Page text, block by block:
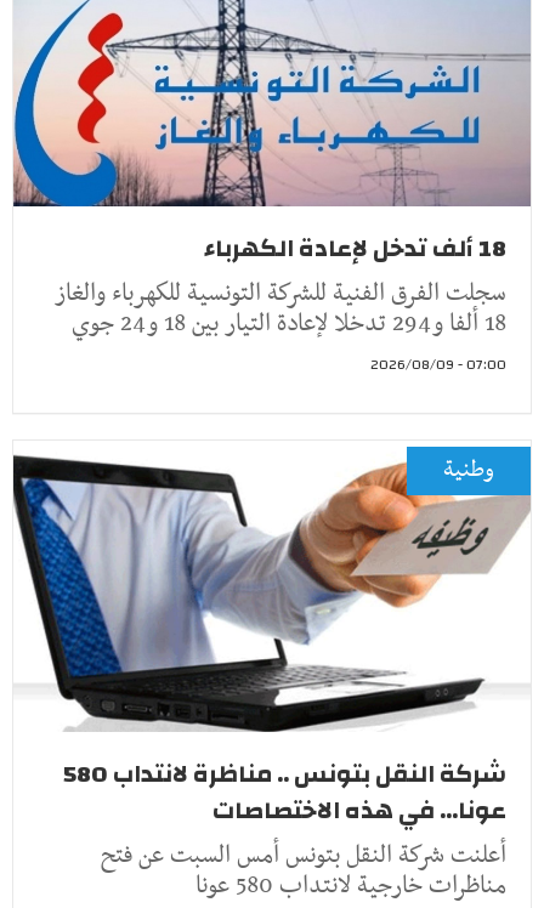
18 ألف تدخل لإعادة الكهرباء
سجلت الفرق الفنية للشركة التونسية للكهرباء والغاز
18 ألفا و294 تدخلا لإعادة التيار بين 18 و24 جوي
07:00 - 2026/08/09
وطنية
شركة النقل بتونس .. مناظرة لانتداب 580
عونا... في هذه الاختصاصات
أعلنت شركة النقل بتونس أمس السبت عن فتح
مناظرات خارجية لانتداب 580 عونا